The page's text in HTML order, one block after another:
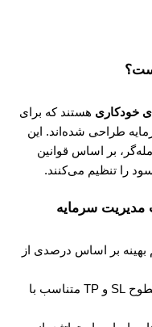
خودکاریهستند که برای
طراحی شده‌اند. این
بر اساس قوانین
را تنظیم می‌کنند.
بر اساس درصدی از
تنظیم سطوح SL و TP متناسب با